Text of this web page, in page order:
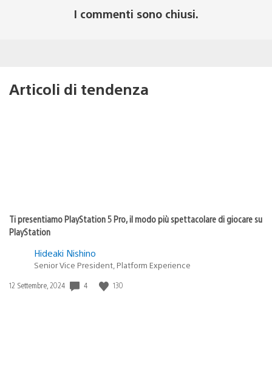
I commenti sono chiusi.
Articoli di tendenza
Ti presentiamo PlayStation 5 Pro, il modo più spettacolare di giocare su
PlayStation
Hideaki Nishino
Senior Vice President, Platform Experience
Data
12 Settembre, 2024 4 130